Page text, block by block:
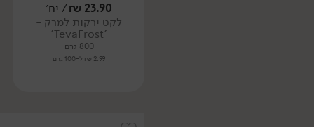
23.90
₪/ יח׳
לקט ירקות למרק -
'TevaFrost'
800 גרם
2.99 ₪ ל-100 גרם